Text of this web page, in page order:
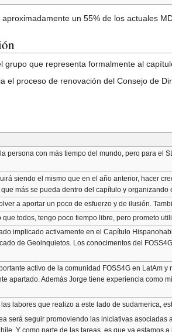
un 55% de los actuales
grupo que representa formalmente al
el proceso de renovación del Consejo de
persona con más tiempo del mundo, pero para el
siendo el mismo que en el año anterior, hacer
más se pueda dentro del capítulo y
a aportar un poco de esfuerzo y de ilusión.
que todos, tengo poco tiempo libre, pero prometo
implicado activamente en el Capítulo
de Geoinquietos. Los conocimentos del
activo de la comunidad FOSS4G en LatAm
apartado. Además Jorge tiene experiencia como
labores que realizo a este lado de sudamerica,
será seguir promoviendo las iniciativas
Y como parte de las tareas, es que ya estamos